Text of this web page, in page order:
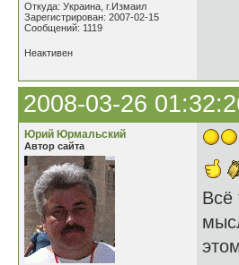
Откуда: Украина, г.Измаил
Зарегистрирован: 2007-02-15
Сообщений: 1119
Неактивен
2008-03-26
Юрий Юрмальский
Автор сайта
Всё